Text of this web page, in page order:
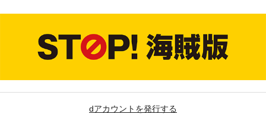
dアカウントを発行する